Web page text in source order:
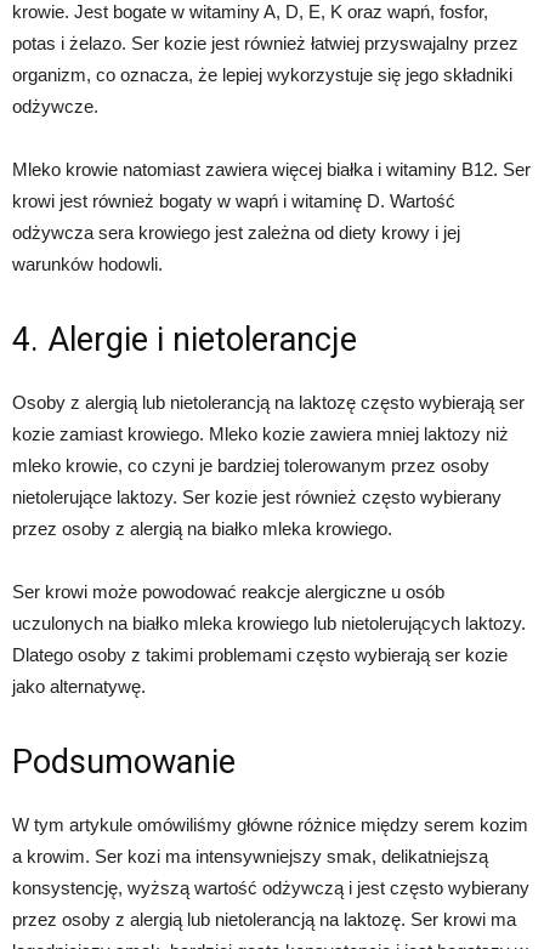
krowie. Jest bogate w witaminy A, D, E, K oraz wapń, fosfor,
potas i żelazo. Ser kozie jest również łatwiej przyswajalny przez
organizm, co oznacza, że ​​lepiej wykorzystuje się jego składniki
odżywcze.
Mleko krowie natomiast zawiera więcej białka i witaminy B12. Ser
krowi jest również bogaty w wapń i witaminę D. Wartość
odżywcza sera krowiego jest zależna od diety krowy i jej
warunków hodowli.
4. Alergie i nietolerancje
Osoby z alergią lub nietolerancją na laktozę często wybierają ser
kozie zamiast krowiego. Mleko kozie zawiera mniej laktozy niż
mleko krowie, co czyni je bardziej tolerowanym przez osoby
nietolerujące laktozy. Ser kozie jest również często wybierany
przez osoby z alergią na białko mleka krowiego.
Ser krowi może powodować reakcje alergiczne u osób
uczulonych na białko mleka krowiego lub nietolerujących laktozy.
Dlatego osoby z takimi problemami często wybierają ser kozie
jako alternatywę.
Podsumowanie
W tym artykule omówiliśmy główne różnice między serem kozim
a krowim. Ser kozi ma intensywniejszy smak, delikatniejszą
konsystencję, wyższą wartość odżywczą i jest często wybierany
przez osoby z alergią lub nietolerancją na laktozę. Ser krowi ma